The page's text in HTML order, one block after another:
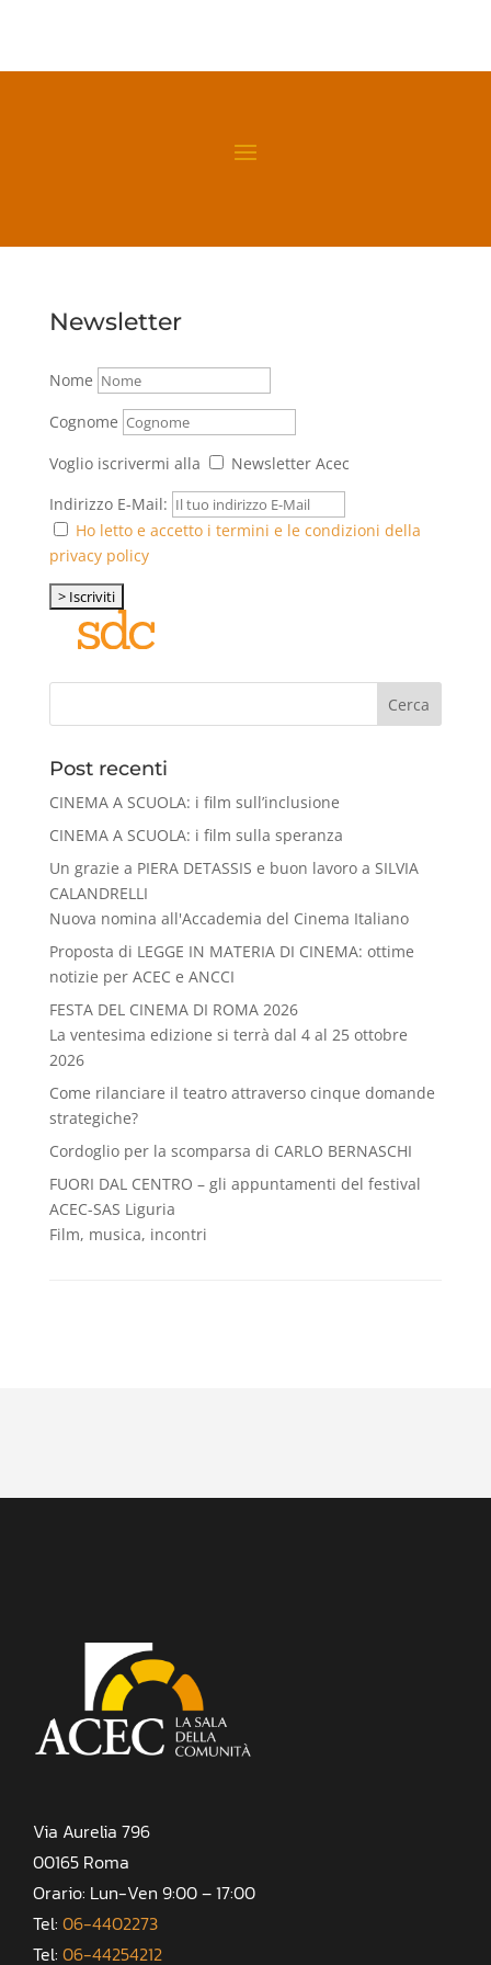
Newsletter
Nome
Cognome
Voglio iscrivermi alla
Newsletter Acec
Indirizzo E-Mail:
Ho letto e accetto i termini e le condizioni della
privacy policy
Cerca
Post recenti
CINEMA A SCUOLA: i film sull’inclusione
CINEMA A SCUOLA: i film sulla speranza
Un grazie a PIERA DETASSIS e buon lavoro a SILVIA
CALANDRELLI
Nuova nomina all'Accademia del Cinema Italiano
Proposta di LEGGE IN MATERIA DI CINEMA: ottime
notizie per ACEC e ANCCI
FESTA DEL CINEMA DI ROMA 2026
La ventesima edizione si terrà dal 4 al 25 ottobre
2026
Come rilanciare il teatro attraverso cinque domande
strategiche?
Cordoglio per la scomparsa di CARLO BERNASCHI
FUORI DAL CENTRO – gli appuntamenti del festival
ACEC-SAS Liguria
Film, musica, incontri
Via Aurelia 796
00165 Roma
Orario: Lun-Ven 9:00 – 17:00
Tel: 06-4402273
Tel: 06-44254212